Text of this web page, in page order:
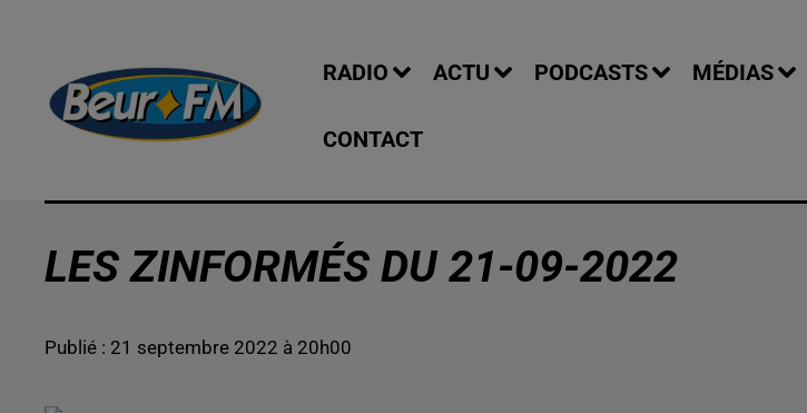
RADIO ACTU PODCASTS MÉDIAS
CONTACT
LES ZINFORMÉS DU 21-09-2022
Publié : 21 septembre 2022 à 20h00